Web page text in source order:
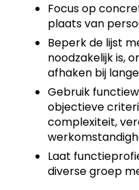
Focus op
plaats van
Beperk de lijst
noodzakelijk is,
afhaken bij
Gebruik
objectieve
complexiteit,
Laat
diverse groep